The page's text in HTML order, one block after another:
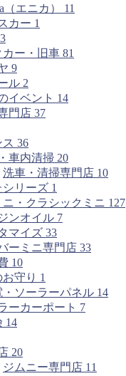
（エニカ） 11
カー 1
カー・旧車 81
9
ル 2
イベント 14
門店 37
36
車内清掃 20
洗車・清掃専門店 10
シリーズ 1
ニ・クラシックミニ 127
ンオイル 7
マイズ 33
ーミニ専門店 33
10
守り 1
・ソーラーパネル 14
ーカーポート 7
14
20
ジムニー専門店 11